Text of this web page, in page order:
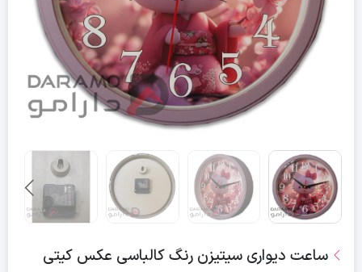
ساعت دیواری سیتیزن رنگ کالباسی عکس کیتی